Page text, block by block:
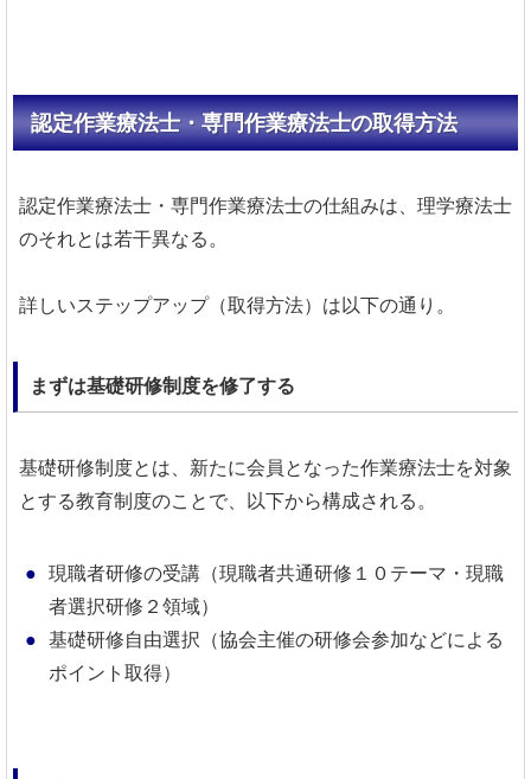
認定作業療法士・専門作業療法士の取得方法
認定作業療法士・専門作業療法士の仕組みは、理学療法士
のそれとは若干異なる。
詳しいステップアップ（取得方法）は以下の通り。
まずは基礎研修制度を修了する
基礎研修制度とは、新たに会員となった作業療法士を対象
とする教育制度のことで、以下から構成される。
現職者研修の受講（現職者共通研修１０テーマ・現職
者選択研修２領域）
基礎研修自由選択（協会主催の研修会参加などによる
ポイント取得）